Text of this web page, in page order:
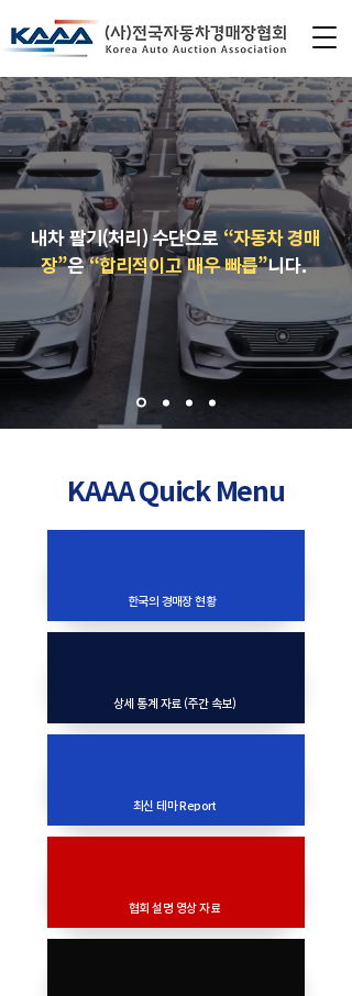
내차 팔기(처리) 수단으로 “자동차 경매
장”은“합리적이고 매우 빠릅”니다.
KAAA Quick Menu
한국의 경매장 현황
상세 통계 자료 (주간 속보)
최신 테마 Report
협회 설명 영상 자료